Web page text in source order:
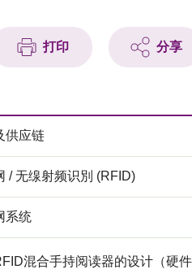
打印 分享
供应链
/ 无缐射频识別 (RFID)
系统
混合手持阅读器的设计（硬件